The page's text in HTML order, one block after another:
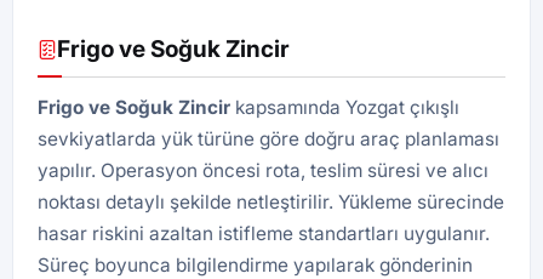
Frigo ve Soğuk Zincir
Frigo ve Soğuk Zincir kapsamında Yozgat çıkışlı
sevkiyatlarda yük türüne göre doğru araç planlaması
yapılır. Operasyon öncesi rota, teslim süresi ve alıcı
noktası detaylı şekilde netleştirilir. Yükleme sürecinde
hasar riskini azaltan istifleme standartları uygulanır.
Süreç boyunca bilgilendirme yapılarak gönderinin